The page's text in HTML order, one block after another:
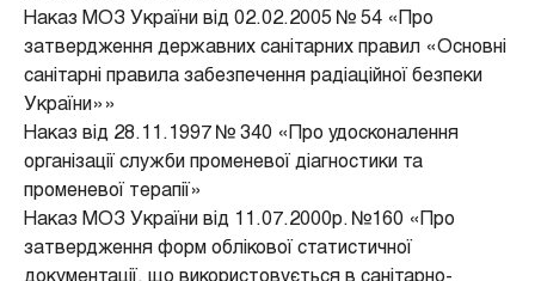
Наказ МОЗ України від 02.02.2005 № 54 «Про
затвердження державних санітарних правил «Основні
санітарні правила забезпечення радіаційної безпеки
України»»
Наказ від 28.11.1997 № 340 «Про удосконалення
організації служби променевої діагностики та
променевої терапії»
Наказ МОЗ України від 11.07.2000р. №160 «Про
затвердження форм облікової статистичної
документації, що використовується в санітарно-